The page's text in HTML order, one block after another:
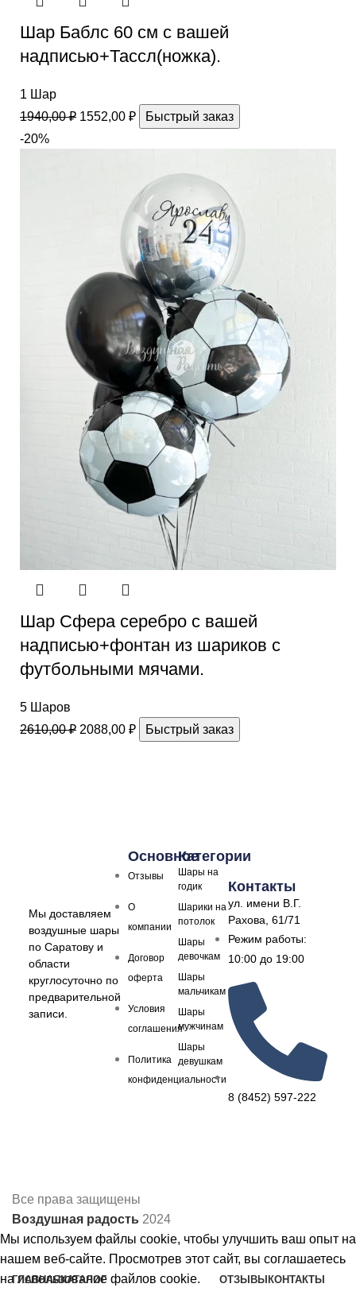
Шар Баблс 60 см с вашей
надписью+Тассл(ножка).
1 Шар
1940,00₽ 1552,00 ₽
Быстрый заказ
-20%
Шар Сфера серебро с вашей
надписью+фонтан из шариков с
футбольными мячами.
5 Шаров
2610,00₽ 2088,00 ₽ Быстрый заказ
Мы доставляем
воздушные шары
по Саратову и
области
круглосуточно по
предварительной
записи.
Основное
Отзывы
О
компании
Договор
оферта
Условия
соглашения
Политика
конфиденциальности
Категории
Шары на
годик
Шарики на
потолок
Шары
девочкам
Шары
мальчикам
Шары
мужчинам
Шары
девушкам
Контакты
ул. имени В.Г.
Рахова, 61/71
Режим работы:
10:00 до 19:00
8 (8452) 597-222
Все права защищены
Воздушная радость 2024
ГЛАВНАЯКАТАЛОГ ОТЗЫВЫ КОНТАКТЫ
Мы используем файлы cookie, чтобы улучшить ваш опыт на
нашем веб-сайте. Просмотрев этот сайт, вы соглашаетесь
на использование файлов cookie.